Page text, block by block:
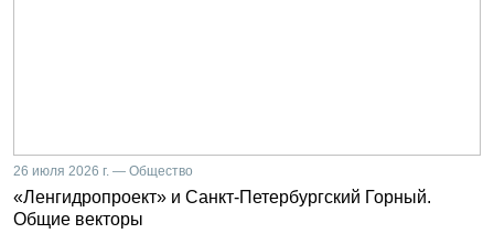
26 июля 2026 г. — Общество
«Ленгидропроект» и Санкт-Петербургский Горный.
Общие векторы